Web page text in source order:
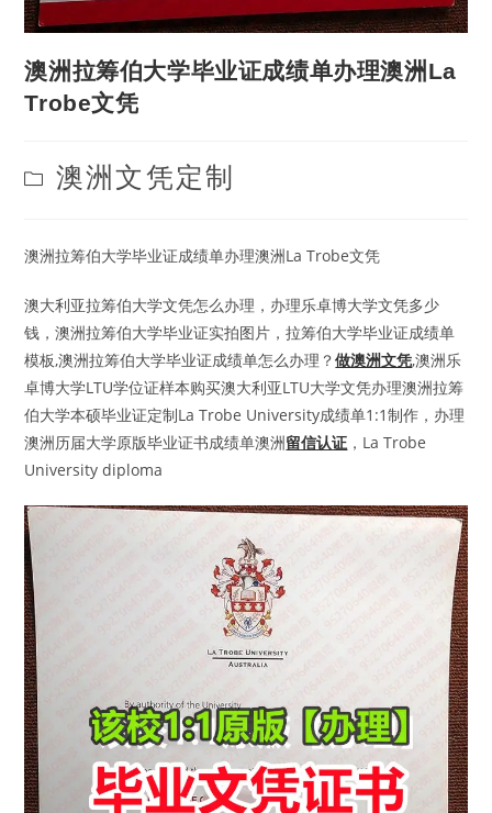
澳洲拉筹伯大学毕业证成绩单办理澳洲La
Trobe文凭
Post
category:
澳洲文凭定制
澳洲拉筹伯大学毕业证成绩单办理澳洲La Trobe文凭
澳大利亚拉筹伯大学文凭怎么办理，办理乐卓博大学文凭多少
钱，澳洲拉筹伯大学毕业证实拍图片，拉筹伯大学毕业证成绩单
模板,澳洲拉筹伯大学毕业证成绩单怎么办理？做澳洲文凭,澳洲乐
卓博大学LTU学位证样本购买澳大利亚LTU大学文凭办理澳洲拉筹
伯大学本硕毕业证定制La Trobe University成绩单1:1制作，办理
澳洲历届大学原版毕业证书成绩单澳洲留信认证 ，La Trobe
University diploma